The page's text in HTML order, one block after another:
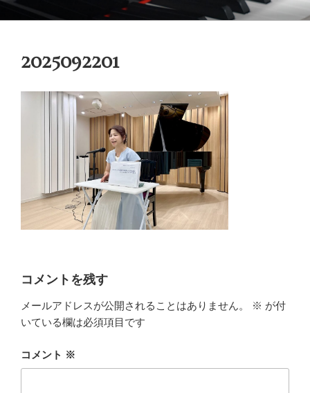
ン
御木本メソッド
脳や筋肉をトレーニングしながら奏法を学び、美しい音と自然で優れた
2025092201
コメントを残す
メールアドレスが公開されることはありません。 ※ が付
いている欄は必須項目です
コメント ※